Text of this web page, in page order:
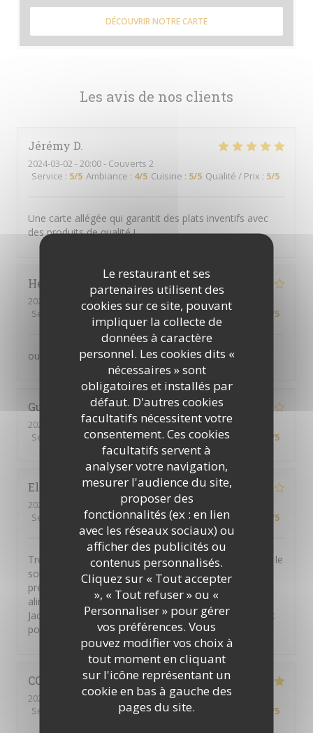
Le restaurant et ses
partenaires utilisent des
cookies sur ce site, pouvant
impliquer la collecte de
données à caractère
personnel. Les cookies dits «
nécessaires » sont
obligatoires et installés par
défaut. D'autres cookies
facultatifs nécessitent votre
consentement. Ces cookies
facultatifs servent à
analyser votre navigation,
mesurer l'audience du site,
proposer des
fonctionnalités (ex : en lien
avec les réseaux sociaux) ou
afficher des publicités ou
contenus personnalisés.
Cliquez sur « Tout accepter
», « Tout refuser » ou «
Personnaliser » pour gérer
vos préférences. Vous
pouvez modifier vos choix à
tout moment en cliquant
sur l'icône représentant un
cookie en bas à gauche des
pages du site.
Les avis de nos clients
Jérémy D
2024-03-02- 20:00 - Couverts 2
Service : 5/5 Ambiance : 4/5 Cuisine : 5/5 Qualité / Prix : 5/5
Une carte allégée qui garantit des plats inventifs avec
des produits de qualité !
Heribert
2024-02-22
- 19:15 - Couverts 2
Service
/5 Ambiance: 4/5 Cuisine 5/5 Qualité / Prix /5
oui je recommande
Guy
2024-02-14
- 12:30 - Couverts 2
Service
Ambiance:3/5 Cuisine: 4/5 Qualité / Prix /5
Elodie
2024-02-10
- 19:30 - Couverts 2
Service
Ambiance:2/5 Cuisine: 1 /5 Qualité / Prix /5
Très belle salle avec une jolie décoration. Service avec le
sourire et personnel agréable. Le repas est joliment
présenté, mais nous avons eu une intoxication
alimentaire dans la nuit à cause du tartare de saint
Jacques, seul plat en commun à ce mon conjoint. C’est
pour cette raison que je laisse cette note.
CORINNE S
2024-01-05
- 12:45 - Couverts 2
Service
Ambiance: 4/5 Cuisine:5/5 /5
DÉCOUVRIR NOTRE CARTE